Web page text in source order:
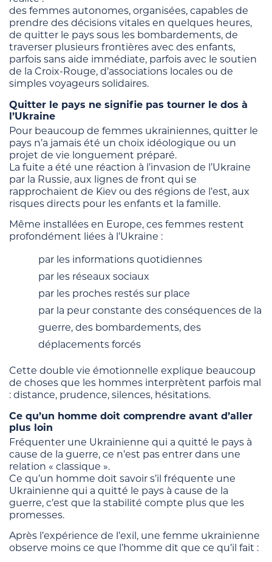
des femmes autonomes, organisées, capables de
prendre des décisions vitales en quelques heures,
de quitter le pays sous les bombardements, de
traverser plusieurs frontières avec des enfants,
parfois sans aide immédiate, parfois avec le soutien
de la Croix-Rouge, d’associations locales ou de
simples voyageurs solidaires.
Quitter le pays ne signifie pas tourner le dos à
l’Ukraine
Pour beaucoup de femmes ukrainiennes, quitter le
pays n’a jamais été un choix idéologique ou un
projet de vie longuement préparé.
La fuite a été une réaction à l’invasion de l’Ukraine
par la Russie, aux lignes de front qui se
rapprochaient de Kiev ou des régions de l’est, aux
risques directs pour les enfants et la famille.
Même installées en Europe, ces femmes restent
profondément liées à l’Ukraine :
par les informations quotidiennes
par les réseaux sociaux
par les proches restés sur place
par la peur constante des conséquences de la
guerre, des bombardements, des
déplacements forcés
Cette double vie émotionnelle explique beaucoup
de choses que les hommes interprètent parfois mal
: distance, prudence, silences, hésitations.
Ce qu’un homme doit comprendre avant d’aller
plus loin
Fréquenter une Ukrainienne qui a quitté le pays à
cause de la guerre, ce n’est pas entrer dans une
relation « classique ».
Ce qu’un homme doit savoir s’il fréquente une
Ukrainienne qui a quitté le pays à cause de la
guerre, c’est que la stabilité compte plus que les
promesses.
Après l’expérience de l’exil, une femme ukrainienne
observe moins ce que l’homme dit que ce qu’il fait :